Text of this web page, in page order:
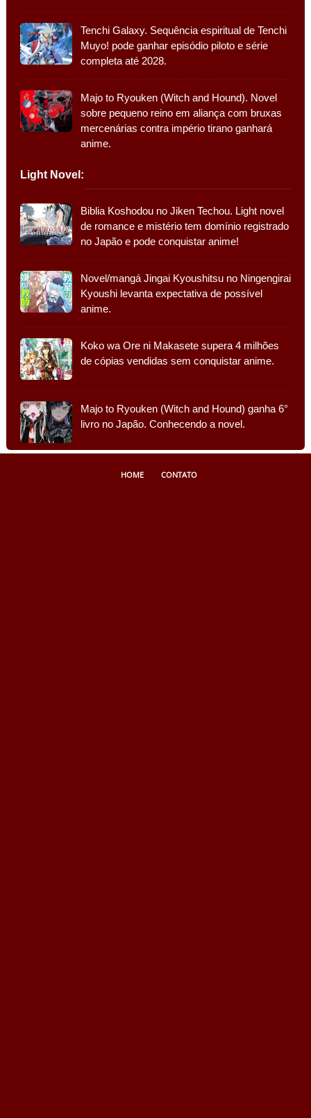
Tenchi Galaxy. Sequência espiritual de Tenchi
Muyo! pode ganhar episódio piloto e série
completa até 2028.
Majo to Ryouken (Witch and Hound). Novel
sobre pequeno reino em aliança com bruxas
mercenárias contra império tirano ganhará
anime.
Light Novel:
Biblia Koshodou no Jiken Techou. Light novel
de romance e mistério tem domínio registrado
no Japão e pode conquistar anime!
Novel/mangá Jingai Kyoushitsu no Ningengirai
Kyoushi levanta expectativa de possível
anime.
Koko wa Ore ni Makasete supera 4 milhões
de cópias vendidas sem conquistar anime.
Majo to Ryouken (Witch and Hound) ganha 6°
livro no Japão. Conhecendo a novel.
HOME CONTATO